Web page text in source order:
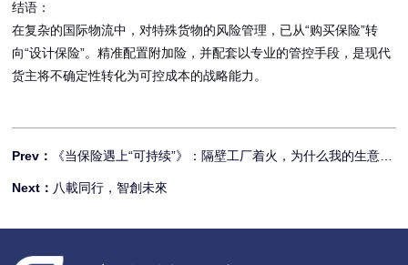
结语：
在复杂的国际物流中，对特殊货物的风险管理，已从“购买保险”转
向“设计保险”。精准配置附加险，并配套以专业的管控手段，是现代
货主将不确定性转化为可控成本的战略能力。
Prev：
《当保险遇上“可持续”》：隔壁工厂着火，为什么我的生意也
停了？
Next： 八載同行，智創未來